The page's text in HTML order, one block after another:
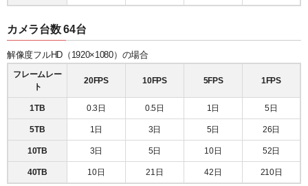
カメラ台数 64台
解像度フルHD（1920×1080）の場合
フレームレー
ト
20FPS 10FPS 5FPS 1FPS
1TB 0.3日 0.5日 1日 5日
5TB 1日 3日 5日 26日
10TB 3日 5日 10日 52日
40TB 10日 21日 42日 210日